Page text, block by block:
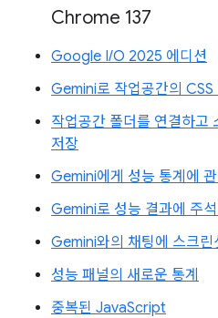
Chrome 137
Google I/O 2025 에디션
Gemini로 작업공간의
작업공간 폴더를 연결하고
저장
Gemini에게 성능 통계에
Gemini로 성능 결과에 주
Gemini와의 채팅에 스크린
성능 패널의 새로운 통계
중복된 JavaScript